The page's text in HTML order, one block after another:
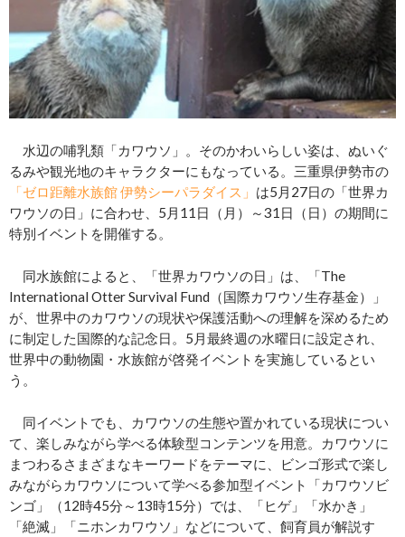
水辺の哺乳類「カワウソ」。そのかわいらしい姿は、ぬいぐ
るみや観光地のキャラクターにもなっている。三重県伊勢市の
「ゼロ距離水族館 伊勢シーパラダイス」 は5月27日の「世界カ
ワウソの日」に合わせ、5月11日（月）～31日（日）の期間に
特別イベントを開催する。
同水族館によると、「世界カワウソの日」は、「The
International Otter Survival Fund（国際カワウソ生存基金）」
が、世界中のカワウソの現状や保護活動への理解を深めるため
に制定した国際的な記念日。5月最終週の水曜日に設定され、
世界中の動物園・水族館が啓発イベントを実施しているとい
う。
同イベントでも、カワウソの生態や置かれている現状につい
て、楽しみながら学べる体験型コンテンツを用意。カワウソに
まつわるさまざまなキーワードをテーマに、ビンゴ形式で楽し
みながらカワウソについて学べる参加型イベント「カワウソビ
ンゴ」（12時45分～13時15分）では、「ヒゲ」「水かき」
「絶滅」「ニホンカワウソ」などについて、飼育員が解説す